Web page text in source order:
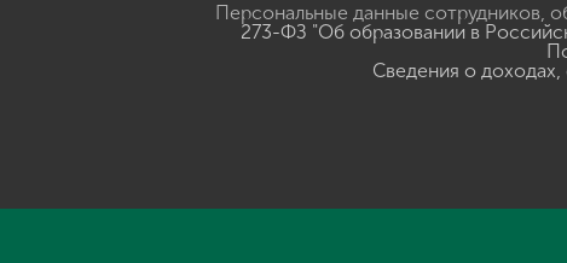
Персональные данные сотрудников,
273-ФЗ "Об образовании в
Сведения о доходах,